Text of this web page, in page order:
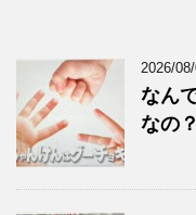
2026/
なん
なの